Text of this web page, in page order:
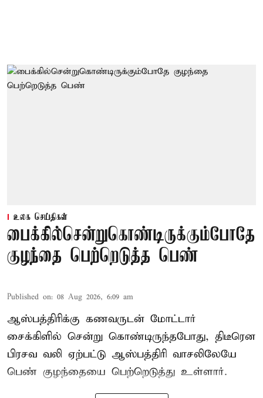
உலக செய்திகள்
பைக்கில்சென்றுகொண்டிருக்கும்போதே
குழந்தை பெற்றெடுத்த பெண்
Published on: 08 Aug 2026, 6:09 am
ஆஸ்பத்திரிக்கு கணவருடன் மோட்டார்
சைக்கிளில் சென்று கொண்டிருந்தபோது, திடீரென
பிரசவ வலி ஏற்பட்டு ஆஸ்பத்திரி வாசலிலேயே
பெண் குழந்தையை பெற்றெடுத்து உள்ளார்.